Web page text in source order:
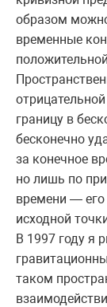
образом
временные
границу в
бесконечно
за конечное
но лишь по
времени — его
исходной
В 1997 году я
таком